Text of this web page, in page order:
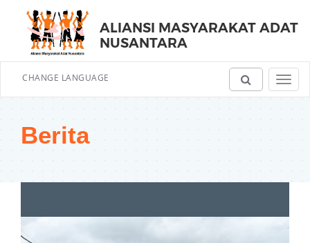
ALIANSI MASYARAKAT ADAT
NUSANTARA
CHANGE LANGUAGE
Berita